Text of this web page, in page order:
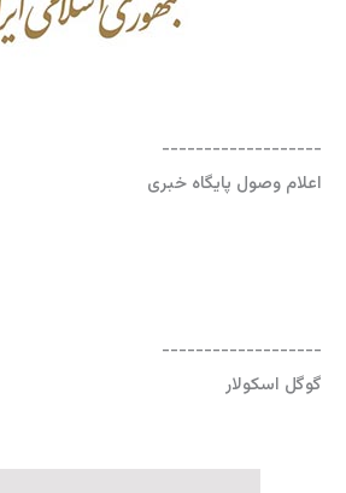
-------------------
اعلام وصول پایگاه خبری
-------------------
گوگل اسکولار